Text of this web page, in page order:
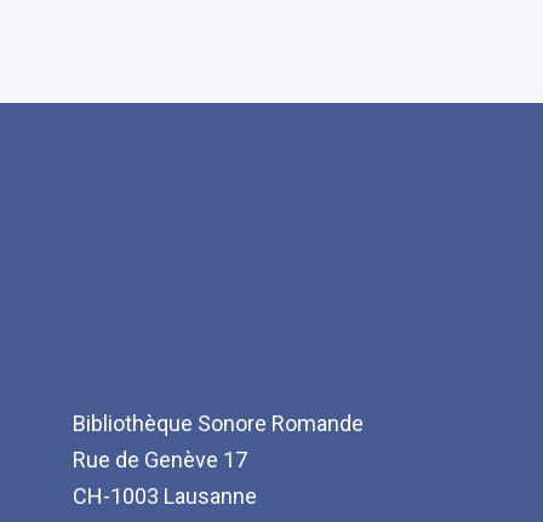
Bibliothèque Sonore Romande
Rue de Genève 17
CH-1003 Lausanne